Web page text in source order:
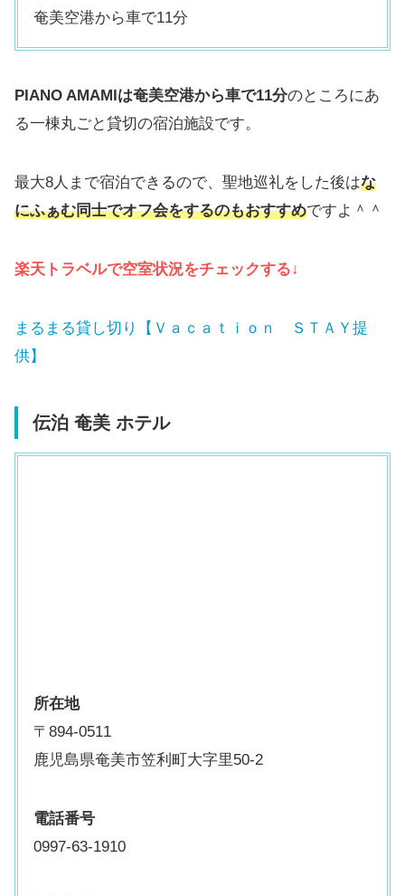
奄美空港から車で11分
PIANO AMAMIは奄美空港から車で11分のところにあ
る一棟丸ごと貸切の宿泊施設です。
最大8人まで宿泊できるので、聖地巡礼をした後はな
にふぁむ同士でオフ会をするのもおすすめですよ＾＾
楽天トラベルで空室状況をチェックする↓
まるまる貸し切り【Ｖａｃａｔｉｏｎ ＳＴＡＹ提
供】
伝泊 奄美 ホテル
所在地
〒894-0511
鹿児島県奄美市笠利町大字里50-2
電話番号
0997-63-1910